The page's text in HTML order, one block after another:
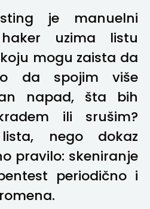
je manuelni
uzima listu
mogu zaista da
da spojim više
napad, šta bih
ili srušim?
nego dokaz
pravilo: skeniranje
periodično i